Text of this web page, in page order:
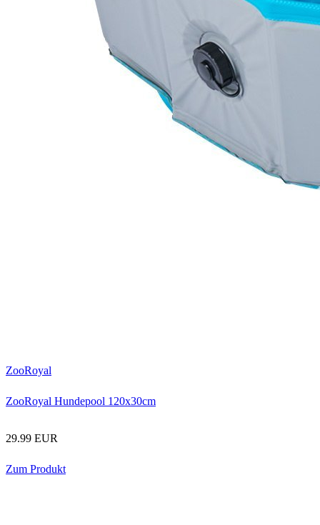
ZooRoyal
ZooRoyal Hundepool 120x30cm
29.99 EUR
Zum Produkt